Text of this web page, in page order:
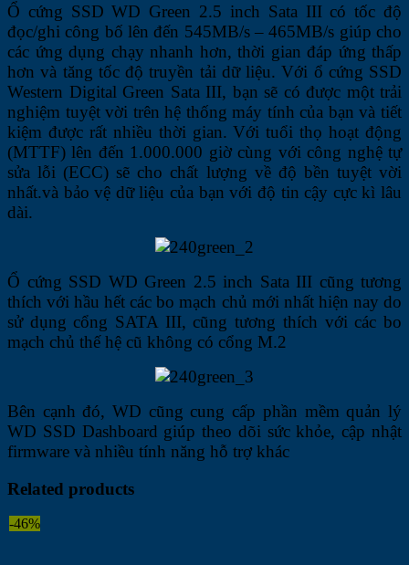
Ổ cứng SSD WD Green 2.5 inch Sata III có tốc độ
đọc/ghi công bố lên đến 545MB/s – 465MB/s giúp cho
các ứng dụng chạy nhanh hơn, thời gian đáp ứng thấp
hơn và tăng tốc độ truyền tải dữ liệu. Với ổ cứng SSD
Western Digital Green Sata III, bạn sẽ có được một trải
nghiệm tuyệt vời trên hệ thống máy tính của bạn và tiết
kiệm được rất nhiều thời gian. Với tuổi thọ hoạt động
(MTTF) lên đến 1.000.000 giờ cùng với công nghệ tự
sửa lỗi (ECC) sẽ cho chất lượng về độ bền tuyệt vời
nhất.và bảo vệ dữ liệu của bạn với độ tin cậy cực kì lâu
dài.
Ổ cứng SSD WD Green 2.5 inch Sata III cũng tương
thích với hầu hết các bo mạch chủ mới nhất hiện nay do
sử dụng cổng SATA III, cũng tương thích với các bo
mạch chủ thế hệ cũ không có cổng M.2
Bên cạnh đó, WD cũng cung cấp phần mềm quản lý
WD SSD Dashboard giúp theo dõi sức khỏe, cập nhật
firmware và nhiều tính năng hỗ trợ khác
Related products
-46%